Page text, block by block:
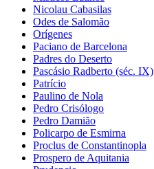
Nicolau Cabasilas
Odes de Salomão
Orígenes
Paciano de Barcelona
Padres do Deserto
Pascásio Radberto (séc. IX)
Patrício
Paulino de Nola
Pedro Crisólogo
Pedro Damião
Policarpo de Esmirna
Proclus de Constantinopla
Prospero de Aquitania